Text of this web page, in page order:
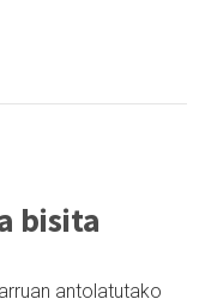
bisita
antolatutako